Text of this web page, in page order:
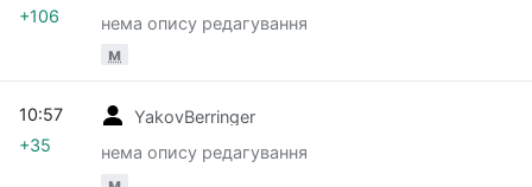
нема опису редагування
м
+106
YakovBerringer
нема опису редагування
10:57
+35